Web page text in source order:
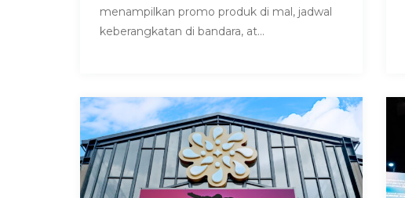
menampilkan promo produk di mal, jadwal
keberangkatan di bandara, at...